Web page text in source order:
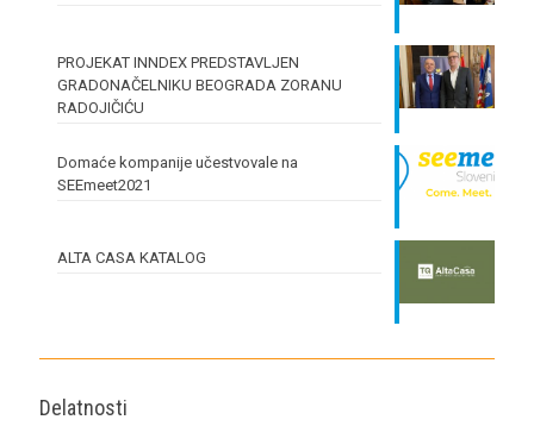
PROJEKAT INNDEX PREDSTAVLJEN
GRADONAČELNIKU BEOGRADA ZORANU
RADOJIČIĆU
Domaće kompanije učestvovale na
SEEmeet2021
ALTA CASA KATALOG
Delatnosti